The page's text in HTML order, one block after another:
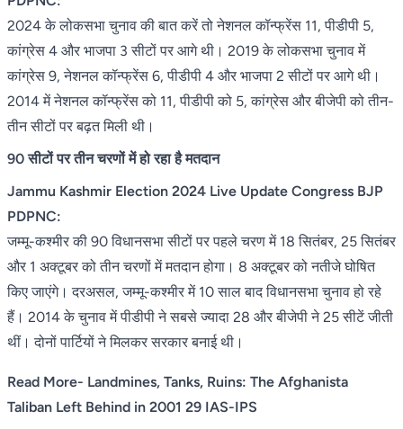
2024 के लोकसभा चुनाव की बात करें तो नेशनल कॉन्फ्रेंस 11, पीडीपी 5,
कांग्रेस 4 और भाजपा 3 सीटों पर आगे थी। 2019 के लोकसभा चुनाव में
कांग्रेस 9, नेशनल कॉन्फ्रेंस 6, पीडीपी 4 और भाजपा 2 सीटों पर आगे थी।
2014 में नेशनल कॉन्फ्रेंस को 11, पीडीपी को 5, कांग्रेस और बीजेपी को तीन-
तीन सीटों पर बढ़त मिली थी।
90 सीटों पर तीन चरणों में हो रहा है मतदान
Jammu Kashmir Election 2024 Live Update Congress BJP
PDPNC:
जम्मू-कश्मीर की 90 विधानसभा सीटों पर पहले चरण में 18 सितंबर, 25 सितंबर
और 1 अक्टूबर को तीन चरणों में मतदान होगा। 8 अक्टूबर को नतीजे घोषित
किए जाएंगे। दरअसल, जम्मू-कश्मीर में 10 साल बाद विधानसभा चुनाव हो रहे
हैं। 2014 के चुनाव में पीडीपी ने सबसे ज्यादा 28 और बीजेपी ने 25 सीटें जीती
थीं। दोनों पार्टियों ने मिलकर सरकार बनाई थी।
Read More- Landmines, Tanks, Ruins: The Afghanista
Taliban Left Behind in 2001 29 IAS-IPS